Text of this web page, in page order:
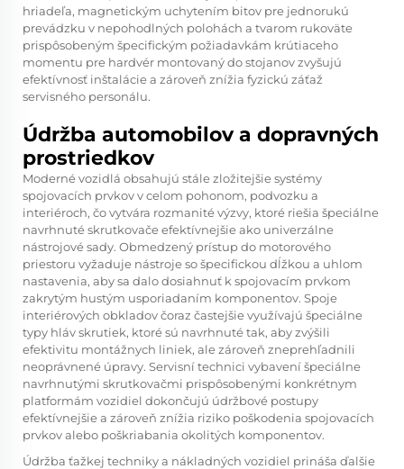
hriadeľa, magnetickým uchytením bitov pre jednorukú
prevádzku v nepohodlných polohách a tvarom rukoväte
prispôsobeným špecifickým požiadavkám krútiaceho
momentu pre hardvér montovaný do stojanov zvyšujú
efektívnosť inštalácie a zároveň znížia fyzickú záťaž
servisného personálu.
Údržba automobilov a dopravných
prostriedkov
Moderné vozidlá obsahujú stále zložitejšie systémy
spojovacích prvkov v celom pohonom, podvozku a
interiéroch, čo vytvára rozmanité výzvy, ktoré riešia špeciálne
navrhnuté skrutkovače efektívnejšie ako univerzálne
nástrojové sady. Obmedzený prístup do motorového
priestoru vyžaduje nástroje so špecifickou dĺžkou a uhlom
nastavenia, aby sa dalo dosiahnuť k spojovacím prvkom
zakrytým hustým usporiadaním komponentov. Spoje
interiérových obkladov čoraz častejšie využívajú špeciálne
typy hláv skrutiek, ktoré sú navrhnuté tak, aby zvýšili
efektivitu montážnych liniek, ale zároveň zneprehľadnili
neoprávnené úpravy. Servisní technici vybavení špeciálne
navrhnutými skrutkovačmi prispôsobenými konkrétnym
platformám vozidiel dokončujú údržbové postupy
efektívnejšie a zároveň znížia riziko poškodenia spojovacích
prvkov alebo poškriabania okolitých komponentov.
Údržba ťažkej techniky a nákladných vozidiel prináša ďalšie